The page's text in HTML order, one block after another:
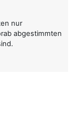
nur
abgestimmten